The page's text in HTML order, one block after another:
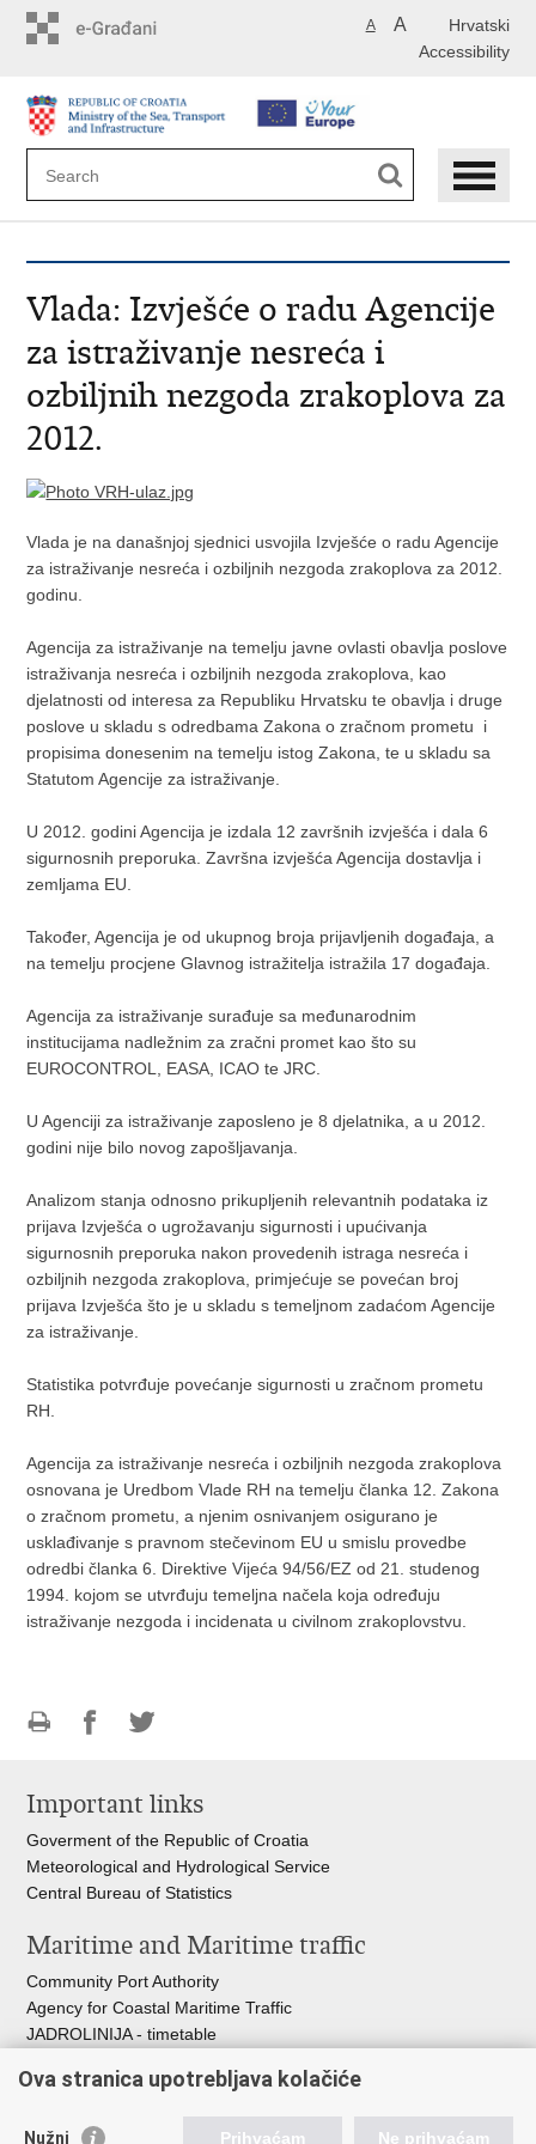
Hrvatski
A A
Accessibility
Vlada: Izvješće o radu Agencije
za istraživanje nesreća i
ozbiljnih nezgoda zrakoplova za
2012.
Vlada je na današnjoj sjednici usvojila Izvješće o radu Agencije
za istraživanje nesreća i ozbiljnih nezgoda zrakoplova za 2012.
godinu.
Agencija za istraživanje na temelju javne ovlasti obavlja poslove
istraživanja nesreća i ozbiljnih nezgoda zrakoplova, kao
djelatnosti od interesa za Republiku Hrvatsku te obavlja i druge
poslove u skladu s odredbama Zakona o zračnom prometu i
propisima donesenim na temelju istog Zakona, te u skladu sa
Statutom Agencije za istraživanje.
U 2012. godini Agencija je izdala 12 završnih izvješća i dala 6
sigurnosnih preporuka. Završna izvješća Agencija dostavlja i
zemljama EU.
Također, Agencija je od ukupnog broja prijavljenih događaja, a
na temelju procjene Glavnog istražitelja istražila 17 događaja.
Agencija za istraživanje surađuje sa međunarodnim
institucijama nadležnim za zračni promet kao što su
EUROCONTROL, EASA, ICAO te JRC.
U Agenciji za istraživanje zaposleno je 8 djelatnika, a u 2012.
godini nije bilo novog zapošljavanja.
Analizom stanja odnosno prikupljenih relevantnih podataka iz
prijava Izvješća o ugrožavanju sigurnosti i upućivanja
sigurnosnih preporuka nakon provedenih istraga nesreća i
ozbiljnih nezgoda zrakoplova, primjećuje se povećan broj
prijava Izvješća što je u skladu s temeljnom zadaćom Agencije
za istraživanje.
Statistika potvrđuje povećanje sigurnosti u zračnom prometu
RH.
Agencija za istraživanje nesreća i ozbiljnih nezgoda zrakoplova
osnovana je Uredbom Vlade RH na temelju članka 12. Zakona
o zračnom prometu, a njenim osnivanjem osigurano je
usklađivanje s pravnom stečevinom EU u smislu provedbe
odredbi članka 6. Direktive Vijeća 94/56/EZ od 21. studenog
1994. kojom se utvrđuju temeljna načela koja određuju
istraživanje nezgoda i incidenata u civilnom zrakoplovstvu.
page
FacebookTwitteru
Important links
Goverment of the Republic of Croatia
Meteorological and Hydrological Service
Central Bureau of Statistics
Maritime and Maritime traffic
Community Port Authority
Agency for Coastal Maritime Traffic
JADROLINIJA - timetable
Ova stranica upotrebljava kolačiće
Nužni Prihvaćam Ne prihvaćam